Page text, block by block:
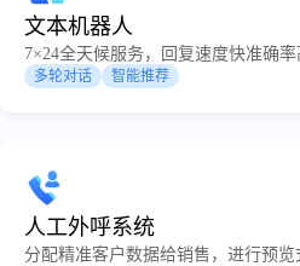
文本机器人
7×24全天候服务，回复速度快准确
多轮对话 智能推荐
人工外呼系统
分配精准客户数据给销售，进行预